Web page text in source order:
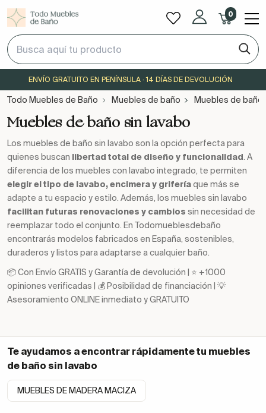
0
ENVÍO GRATUITO EN PENÍNSULA · 14 DÍAS DE DEVOLUCIÓN
Todo Muebles de Baño Muebles de baño Muebles de baño
Muebles de baño sin lavabo
Los muebles de baño sin lavabo son la opción perfecta para
quienes buscan libertad total de diseño y funcionalidad. A
diferencia de los muebles con lavabo integrado, te permiten
elegir el tipo de lavabo, encimera y griferíaque más se
adapte a tu espacio y estilo. Además, los muebles sin lavabo
facilitan futuras renovaciones y cambios sin necesidad de
reemplazar todo el conjunto. En Todomueblesdebaño
encontrarás modelos fabricados en España, sostenibles,
duraderos y listos para adaptarse a cualquier baño.
📦 Con Envío GRATIS y Garantía de devolución | ⭐ +1000
opiniones verificadas | 💰 Posibilidad de financiación | 💡
Asesoramiento ONLINE inmediato y GRATUITO
Te ayudamos a encontrar rápidamente tu muebles
de baño sin lavabo
MUEBLES DE MADERA MACIZA